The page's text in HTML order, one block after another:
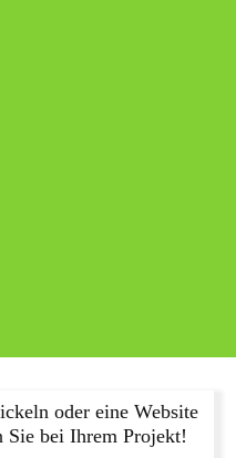
oder eine Website
Sie bei Ihrem Projekt!